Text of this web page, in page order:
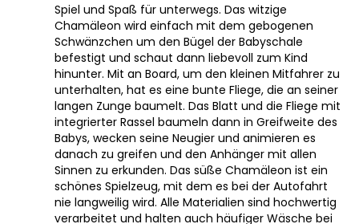
Spiel und Spaß für unterwegs. Das witzige
Chamäleon wird einfach mit dem gebogenen
Schwänzchen um den Bügel der Babyschale
befestigt und schaut dann liebevoll zum Kind
hinunter. Mit an Board, um den kleinen Mitfahrer zu
unterhalten, hat es eine bunte Fliege, die an seiner
langen Zunge baumelt. Das Blatt und die Fliege mit
integrierter Rassel baumeln dann in Greifweite des
Babys, wecken seine Neugier und animieren es
danach zu greifen und den Anhänger mit allen
Sinnen zu erkunden. Das süße Chamäleon ist ein
schönes Spielzeug, mit dem es bei der Autofahrt
nie langweilig wird. Alle Materialien sind hochwertig
verarbeitet und halten auch häufiger Wäsche bei